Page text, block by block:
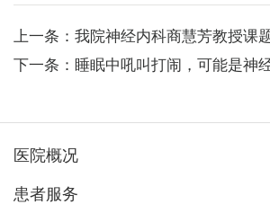
下一条：睡眠中吼叫打闹，可能是神
医院概况
患者服务